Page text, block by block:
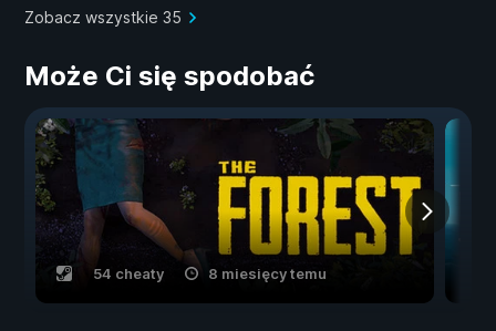
Zobacz wszystkie 35
Może Ci się spodobać
54 cheaty 8 miesięcy temu